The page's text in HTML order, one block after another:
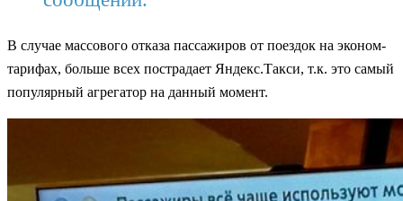
В случае массового отказа пассажиров от поездок на эконом-
тарифах, больше всех пострадает Яндекс.Такси, т.к. это самый
популярный агрегатор на данный момент.